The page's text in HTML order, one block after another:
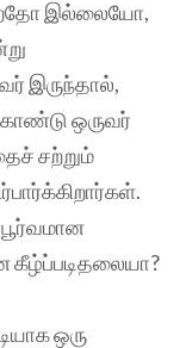
இல்லையோ,
இருந்தால்,
ஒருவர்
சற்றும்
ஒரு